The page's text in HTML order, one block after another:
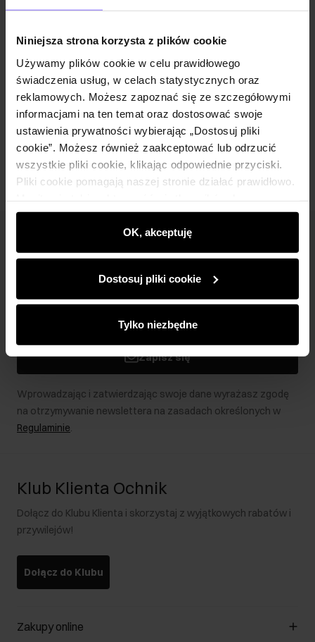
Niniejsza strona korzysta z plików cookie
Używamy plików cookie w celu prawidłowego
świadczenia usług, w celach statystycznych oraz
reklamowych. Możesz zapoznać się ze szczegółowymi
informacjami na ten temat oraz dostosować swoje
ustawienia prywatności wybierając „Dostosuj pliki
cookie”. Możesz również zaakceptować lub odrzucić
wszystkie pliki cookie, klikając odpowiednie przyciski.
Pliki cookie pomagają naszej stronie działać prawidłowo.
wyświetlać im dopasowane do ich preferencji treści,
rekomendacje oraz komunikaty reklamowe informujące o
najnowszych promocjach w e-sklepie. Informacje o tym,
partnerom społecznościowym, reklamowym i
analitycznym. Partnerzy mogą połączyć te informacje z
podczas korzystania z ich usług.
OK, akceptuję
Dostosuj pliki cookie
Tylko niezbędne
Opis produktu
Opinie
Zapisz się
Wprowadzając i zatwierdzając swoje dane wyrażasz zgodę
na otrzymywanie newslettera na zasadach określonych w
Regulaminie.
Klub Klienta Ochnik
Dołącz do Klubu Klienta i skorzystaj z wyjątkowych rabatów i
przywilejów!
Dołącz do Klubu
Zakupy online